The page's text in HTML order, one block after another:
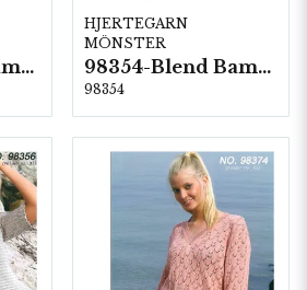
98353-Blend Bamboo
HJERTEGARN
MÖNSTER
98354-Blend Bamboo
98354